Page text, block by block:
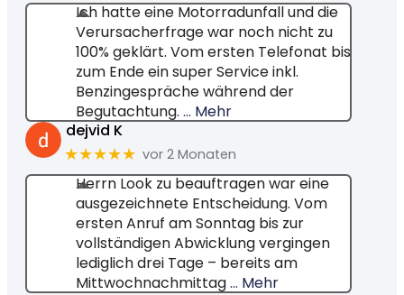
Ich hatte eine Motorradunfall und die
Verursacherfrage war noch nicht zu
100% geklärt. Vom ersten Telefonat bis
zum Ende ein super Service inkl.
Benzingespräche während der
Begutachtung. … Mehr
dejvid K
★★★★★ vor 2 Monaten
Herrn Look zu beauftragen war eine
ausgezeichnete Entscheidung. Vom
ersten Anruf am Sonntag bis zur
vollständigen Abwicklung vergingen
lediglich drei Tage – bereits am
Mittwochnachmittag… Mehr